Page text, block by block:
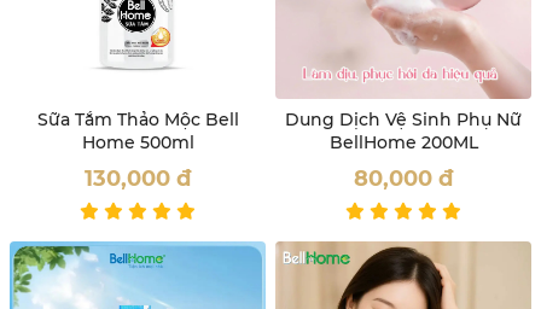
Sữa Tắm Thảo Mộc Bell
Home 500ml
130,000 đ
Dung Dịch Vệ Sinh Phụ Nữ
BellHome 200ML
80,000 đ